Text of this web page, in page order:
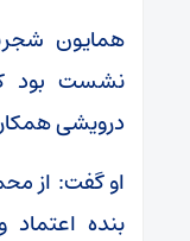
همایون
نشست بود
درویشی
او گفت: از
بنده